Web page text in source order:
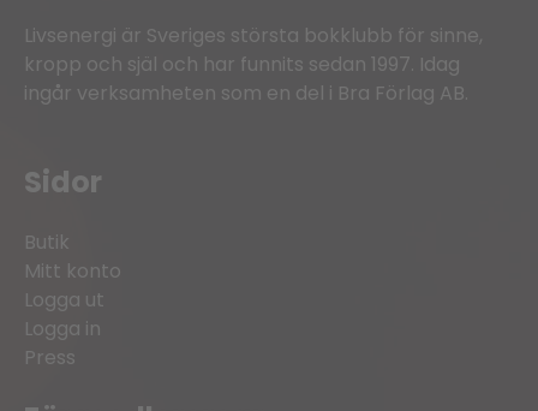
Livsenergi är Sveriges största bokklubb för sinne,
kropp och själ och har funnits sedan 1997. Idag
ingår verksamheten som en del i Bra Förlag AB.
Sidor
Butik
Mitt konto
Logga ut
Logga in
Press